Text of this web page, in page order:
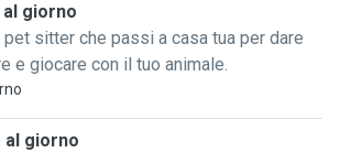
al giorno
pet sitter che passi a casa tua per dare
e giocare con il tuo animale.
al giorno